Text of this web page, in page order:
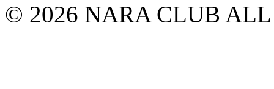
© 2026 NARA CLUB ALL